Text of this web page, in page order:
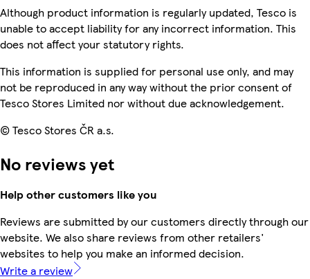
Although product information is regularly updated, Tesco is
unable to accept liability for any incorrect information. This
does not affect your statutory rights.
This information is supplied for personal use only, and may
not be reproduced in any way without the prior consent of
Tesco Stores Limited nor without due acknowledgement.
© Tesco Stores ČR a.s.
No reviews yet
Help other customers like you
Reviews are submitted by our customers directly through our
website. We also share reviews from other retailers'
websites to help you make an informed decision.
Write a review